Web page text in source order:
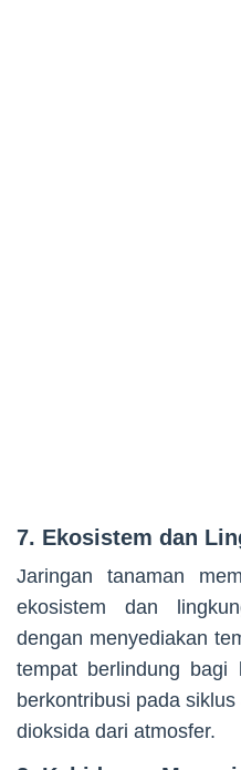
7. Ekosistem dan
Jaringan tanaman
ekosistem dan
dengan menyediakan
tempat berlindung bagi
berkontribusi pada
dioksida dari atmosfer.